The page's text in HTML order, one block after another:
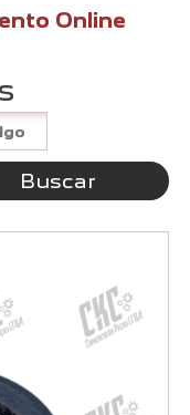
Online
Buscar